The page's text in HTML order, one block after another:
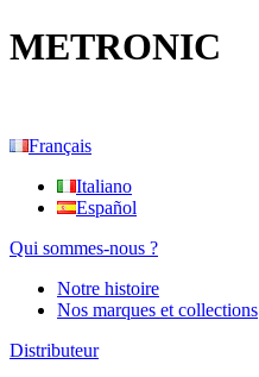
METRONIC
Français
Italiano
Español
Qui sommes-nous ?
Notre histoire
Nos marques et collections
Distributeur